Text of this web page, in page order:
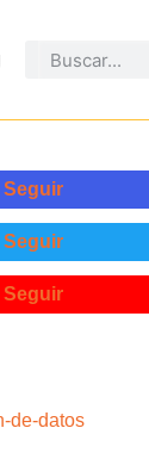
Seguir
Seguir
Seguir